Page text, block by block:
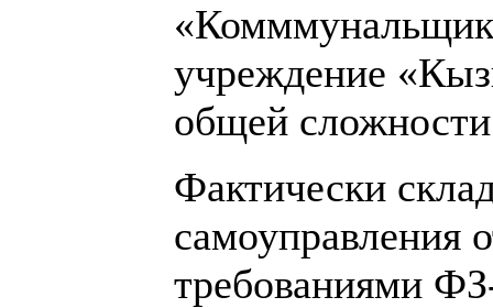
учреждение
общей
Фактически
самоуправления
требованиями